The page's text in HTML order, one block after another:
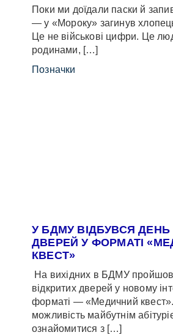
Поки ми доїдали паски й
— у «Мороку» загинув
Це не військові цифри. Це
родинами, […]
Позначки
У БДМУ ВІДБУВСЯ ДЕНЬ
ДВЕРЕЙ У ФОРМАТІ
КВЕСТ»
На вихідних в БДМУ
відкритих дверей у новому
форматі — «Медичний
можливість майбутнім
ознайомитися з […]